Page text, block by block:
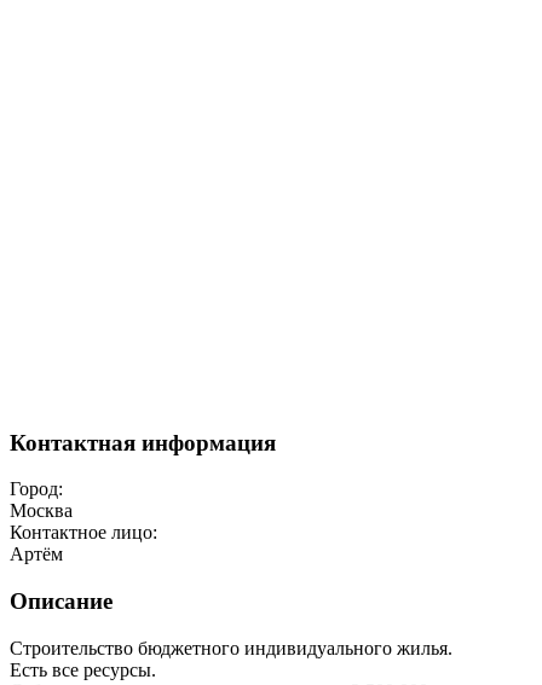
Контактная информация
Город:
Москва
Контактное лицо:
Артём
Описание
Строительство бюджетного индивидуального жилья.
Есть все ресурсы.